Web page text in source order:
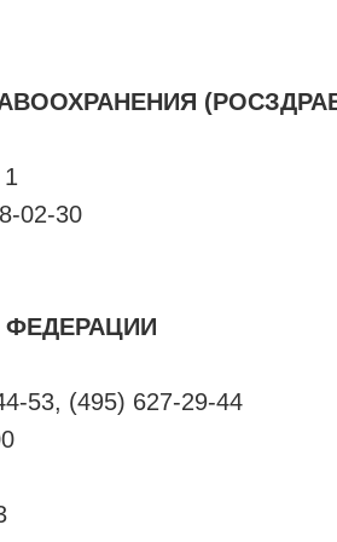
02-30
53, (495) 627-29-44